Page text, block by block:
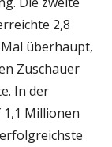
2,8
überhaupt,
Zuschauer
In der
Millionen